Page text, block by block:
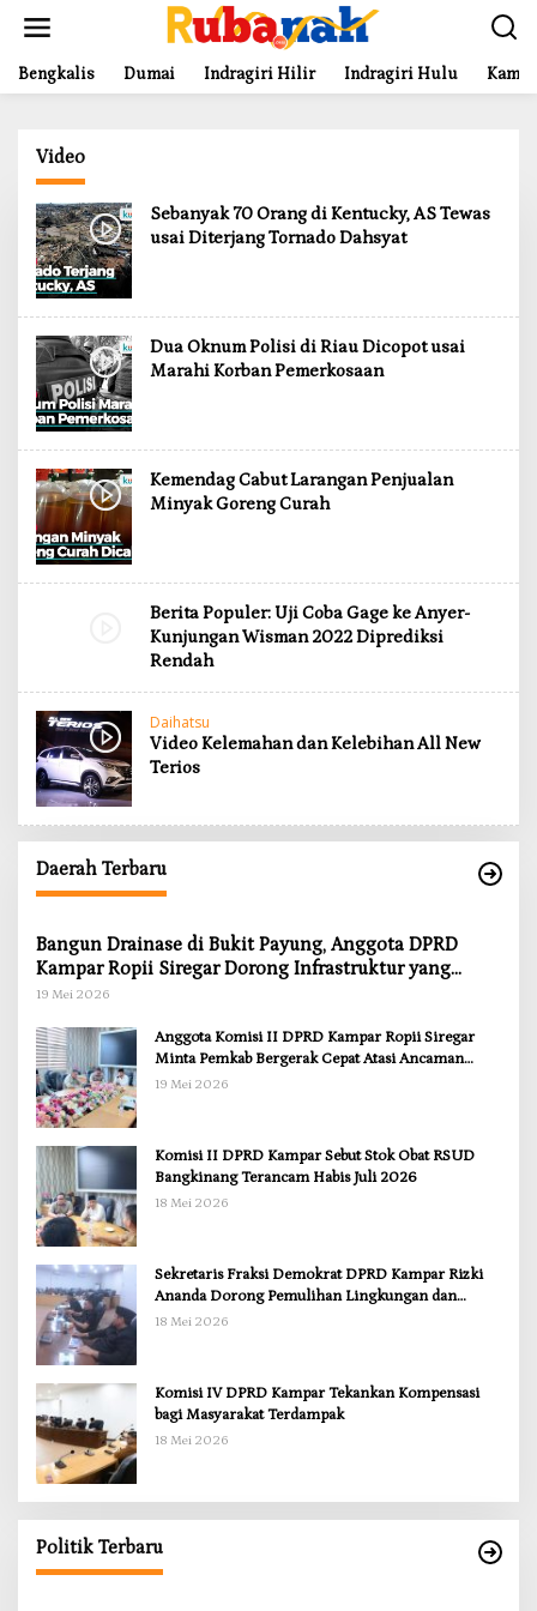
t
Bengkalis Dumai Indragiri Hilir Indragiri Hulu
Video
Sebanyak 70 Orang di Kentucky, AS Tewas
usai Diterjang Tornado Dahsyat
Dua Oknum Polisi di Riau Dicopot usai
Marahi Korban Pemerkosaan
Kemendag Cabut Larangan Penjualan
Minyak Goreng Curah
Berita Populer: Uji Coba Gage ke Anyer-
Kunjungan Wisman 2022 Diprediksi
Rendah
Daihatsu
Video Kelemahan dan Kelebihan All New
Terios
Daerah Terbaru
Bangun Drainase di Bukit Payung, Anggota DPRD
Kampar Ropii Siregar Dorong Infrastruktur yang
Menyentuh Kebutuhan Dasar
19 Mei 2026
Anggota Komisi II DPRD Kampar Ropii Siregar
Minta Pemkab Bergerak Cepat Atasi Ancaman
Kekosongan Obat demi Wujudkan Kampar Dihati
19 Mei 2026
Komisi II DPRD Kampar Sebut Stok Obat RSUD
Bangkinang Terancam Habis Juli 2026
18 Mei 2026
Sekretaris Fraksi Demokrat DPRD Kampar Rizki
Ananda Dorong Pemulihan Lingkungan dan
Kompensasi untuk Warga Sungai Tapung
18 Mei 2026
Komisi IV DPRD Kampar Tekankan Kompensasi
bagi Masyarakat Terdampak
18 Mei 2026
Politik Terbaru
Dorong Infrastruktur yang
Dasar
Politik, Riau 19 Mei 2026